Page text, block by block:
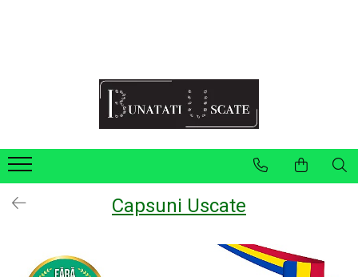
Fructe
Pulberi
Capsuni Uscate